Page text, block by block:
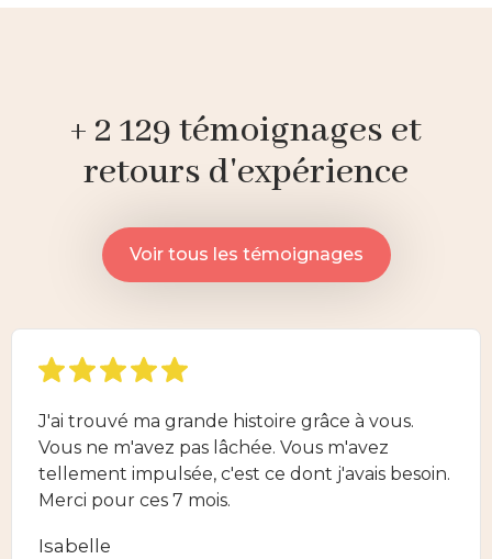
+ 2 129 témoignages et
retours d'expérience
Voir tous les témoignages
J'ai trouvé ma grande histoire grâce à vous.
Vous ne m'avez pas lâchée. Vous m'avez
tellement impulsée, c'est ce dont j'avais besoin.
Merci pour ces 7 mois.
Isabelle